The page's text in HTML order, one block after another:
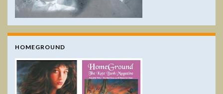
HOMEGROUND